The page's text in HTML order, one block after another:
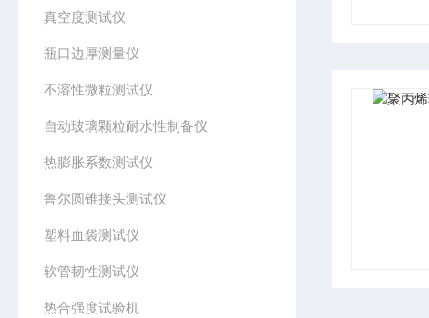
真空度测试仪
瓶口边厚测量仪
不溶性微粒测试仪
自动玻璃颗粒耐水性制备仪
热膨胀系数测试仪
鲁尔圆锥接头测试仪
塑料血袋测试仪
软管韧性测试仪
热合强度试验机